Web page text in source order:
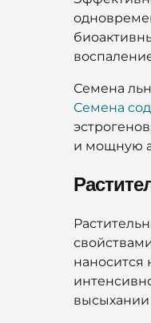
Семена
Семена
и мощную
наносится